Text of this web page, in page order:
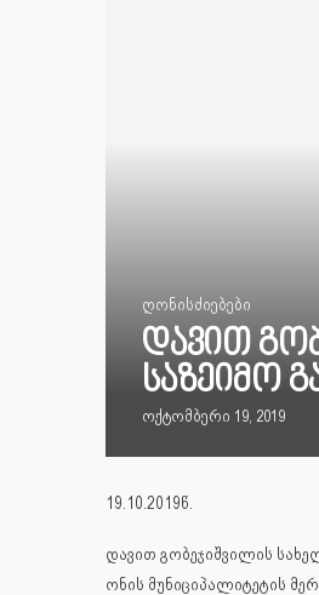
ღონისძიებები
დავით
საზეიმო
ოქტომბერი 19, 2019
19.10.2019წ.
დავით გობეჯიშვილის
ონის მუნიციპალიტეტის